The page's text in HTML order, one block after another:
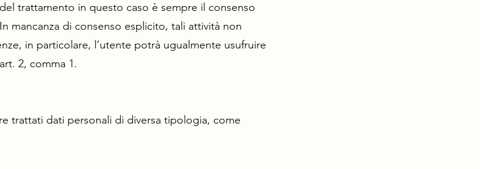
trattamento in questo caso è sempre il consenso
mancanza di consenso esplicito, tali attività non
in particolare, l’utente potrà ugualmente usufruire
2, comma 1.
trattati dati personali di diversa tipologia, come